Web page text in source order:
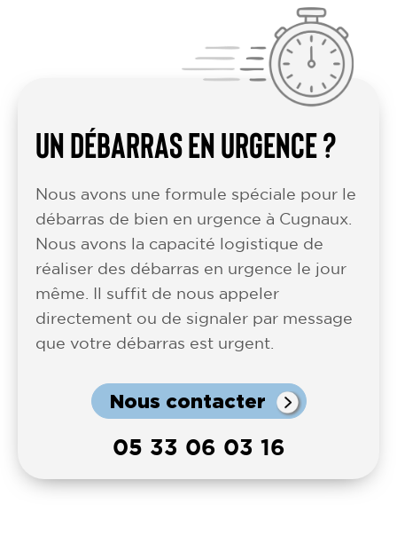
UN DÉBARRAS EN URGENCE ?
Nous avons une formule spéciale pour le
débarras de bien en urgence à Cugnaux.
Nous avons la capacité logistique de
réaliser des débarras en urgence le jour
même. Il suffit de nous appeler
directement ou de signaler par message
que votre débarras est urgent.
Nous contacter
05 33 06 03 16